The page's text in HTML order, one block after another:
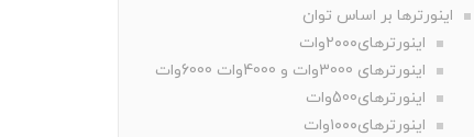
اینورترها بر اساس توان
اینورترهای۲۰۰۰وات
اینورترهای 3000وات و 4000وات 6000وات
اینورترهای500وات
اینورترهای۱۰۰۰وات